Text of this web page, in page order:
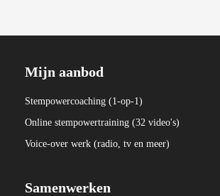
Mijn aanbod
Stempowercoaching (1-op-1)
Online stempowertraining (32 video's)
Voice-over werk (radio, tv en meer)
Samenwerken